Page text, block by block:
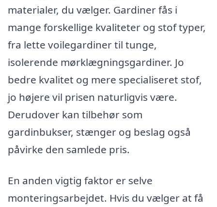
materialer, du vælger. Gardiner fås i
mange forskellige kvaliteter og stof typer,
fra lette voilegardiner til tunge,
isolerende mørklægningsgardiner. Jo
bedre kvalitet og mere specialiseret stof,
jo højere vil prisen naturligvis være.
Derudover kan tilbehør som
gardinbukser, stænger og beslag også
påvirke den samlede pris.
En anden vigtig faktor er selve
monteringsarbejdet. Hvis du vælger at få